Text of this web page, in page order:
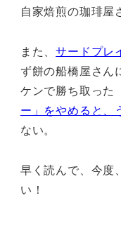
自家焙煎の珈琲屋
また、サードプレ
ず餅の船橋屋さん
ケンで勝ち取った
ー」をやめると、
ない。
早く読んで、今度
い！